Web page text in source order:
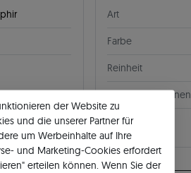
Art
Farbe
Reinheit
Anzahl von Steinen
Gewicht
der Website zu
und die unserer Partner für
um Werbeinhalte auf Ihre
und Marketing-Cookies erfordert
erteilen können. Wenn Sie der